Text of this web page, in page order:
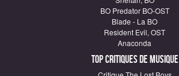
BO Predator BO-OST
Blade - La BO
Resident Evil, OST
Anaconda
Top critiques de Musique